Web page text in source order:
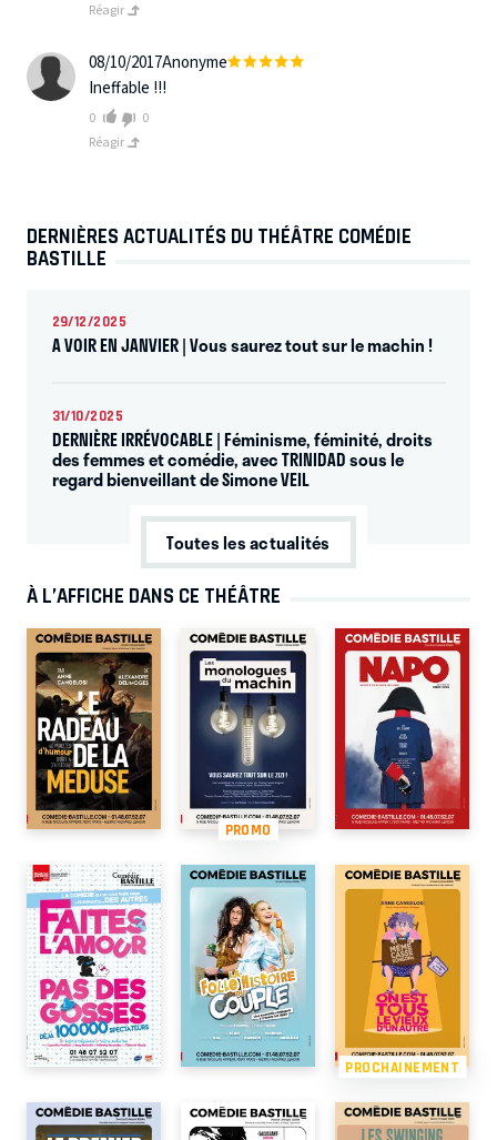
Réagir
08/10/2017Anonyme
Ineffable !!!
0
0
Réagir
DERNIÈRES ACTUALITÉS DU THÉÂTRE COMÉDIE
BASTILLE
29/12/2025
A VOIR EN JANVIER | Vous saurez tout sur le machin !
31/10/2025
DERNIÈRE IRRÉVOCABLE | Féminisme, féminité, droits
des femmes et comédie, avec TRINIDAD sous le
regard bienveillant de Simone VEIL
Toutes les actualités
À L’AFFICHE DANS CE THÉÂTRE
PROMO
PROCHAINEMENT